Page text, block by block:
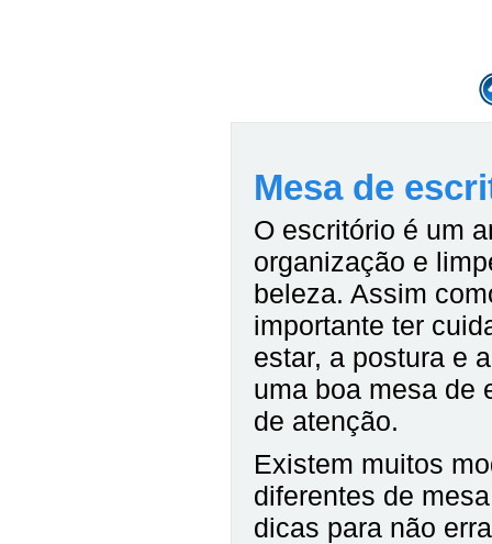
Mesa de
O escritório é um
organização e
beleza. Assim
importante ter
estar, a postura e
uma boa mesa de
de atenção.
Existem muitos
diferentes de
dicas para não